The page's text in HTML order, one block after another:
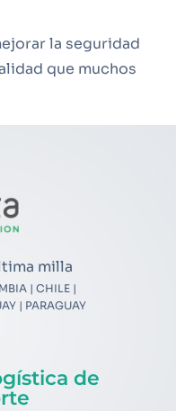
la seguridad
que muchos
milla
| CHILE |
| PARAGUAY
de